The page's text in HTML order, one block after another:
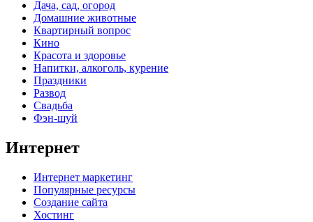
Дача, сад, огород
Домашние животные
Квартирный вопрос
Кино
Красота и здоровье
Напитки, алкоголь, курение
Праздники
Развод
Свадьба
Фэн-шуй
Интернет
Интернет маркетинг
Популярные ресурсы
Создание сайта
Хостинг